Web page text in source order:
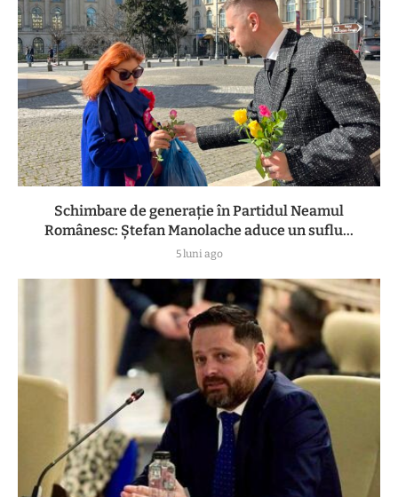
Schimbare de generație în Partidul Neamul
Românesc: Ștefan Manolache aduce un suflu...
5 luni ago